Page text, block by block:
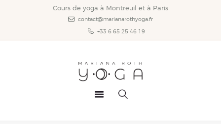
Cours de yoga à Montreuil et à Paris
contact@marianarothyoga.fr
+33 6 65 25 46 19
Accueil
Styles de yoga
Infos pratiques